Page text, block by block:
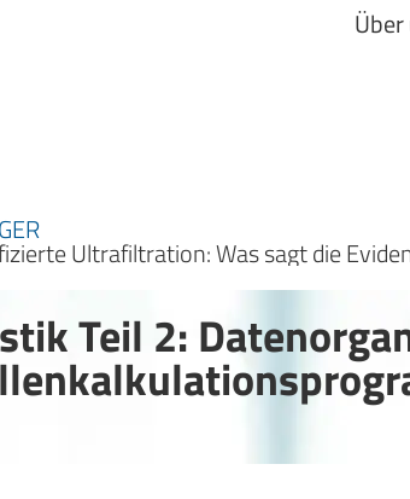
Ultrafiltration: Was sagt die
Teil 2: